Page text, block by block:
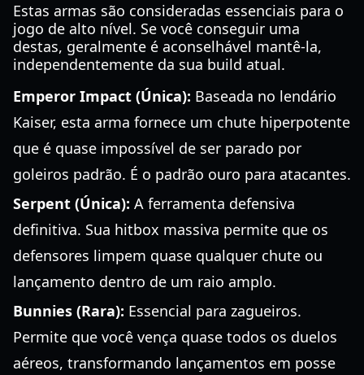
Estas armas são consideradas essenciais para o
jogo de alto nível. Se você conseguir uma
destas, geralmente é aconselhável mantê-la,
independentemente da sua build atual.
Emperor Impact (Única): Baseada no lendário
Kaiser, esta arma fornece um chute hiperpotente
que é quase impossível de ser parado por
goleiros padrão. É o padrão ouro para atacantes.
Serpent (Única): A ferramenta defensiva
definitiva. Sua hitbox massiva permite que os
defensores limpem quase qualquer chute ou
lançamento dentro de um raio amplo.
Bunnies (Rara): Essencial para zagueiros.
Permite que você vença quase todos os duelos
aéreos, transformando lançamentos em posse